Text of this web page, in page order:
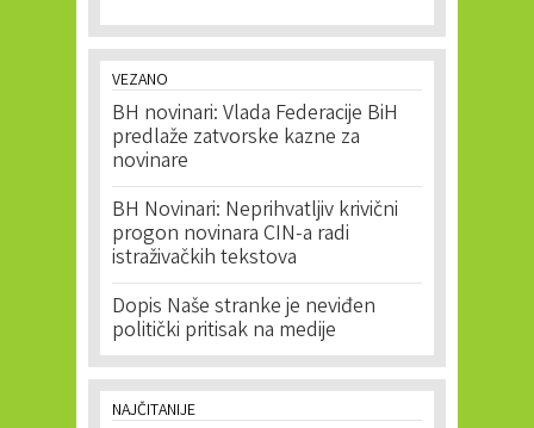
VEZANO
BH novinari: Vlada Federacije BiH
predlaže zatvorske kazne za
novinare
BH Novinari: Neprihvatljiv krivični
progon novinara CIN-a radi
istraživačkih tekstova
Dopis Naše stranke je neviđen
politički pritisak na medije
NAJČITANIJE